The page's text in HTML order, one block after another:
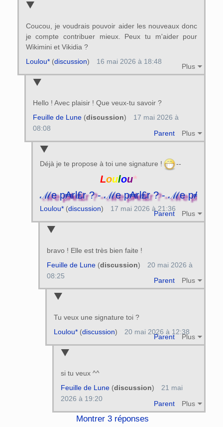
Coucou, je voudrais pouvoir aider les nouveaux donc
je compte contribuer mieux. Peux tu m'aider pour
Wikimini et Vikidia ?
Plus
Loulou*(discussion) 16 mai 2026 à 18:48
Hello ! Avec plaisir ! Que veux-tu savoir ?
Parent Plus
Feuille de Lune(discussion)
17 mai 2026 à
08:08
Déjà je te propose à toi une signature ! --
Loulou*
? - ℳe p₳rl₤r ? - ℳe p₳rl₤r ? - ℳe
Parent Plus
Loulou*(discussion) 17 mai 2026 à 21:36
bravo ! Elle est très bien faite !
Parent Plus
Feuille de Lune(discussion)
20 mai 2026 à
08:25
Tu veux une signature toi ?
Parent Plus
Loulou*(discussion) 20 mai 2026 à 12:38
si tu veux ^^
Parent Plus
Feuille de Lune(discussion)
21 mai
2026 à 19:20
Montrer 3 réponses